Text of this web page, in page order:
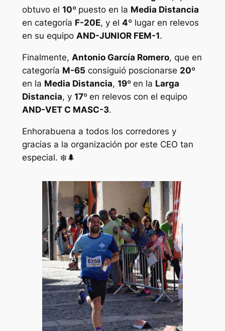
obtuvo el 10º puesto en la Media Distancia
en categoría F-20E, y el 4º lugar en relevos
en su equipo AND-JUNIOR FEM-1.
Finalmente, Antonio García Romero, que en
categoría M-65 consiguió poscionarse 20º
en la Media Distancia, 19º en la Larga
Distancia, y 17º en relevos con el equipo
AND-VET C MASC-3.
Enhorabuena a todos los corredores y
gracias a la organización por este CEO tan
especial. ❄️🌲